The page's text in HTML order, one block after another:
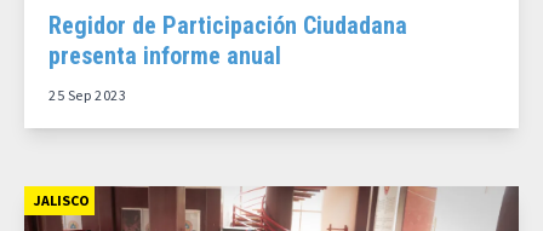
Regidor de Participación Ciudadana
presenta informe anual
25 Sep 2023
JALISCO